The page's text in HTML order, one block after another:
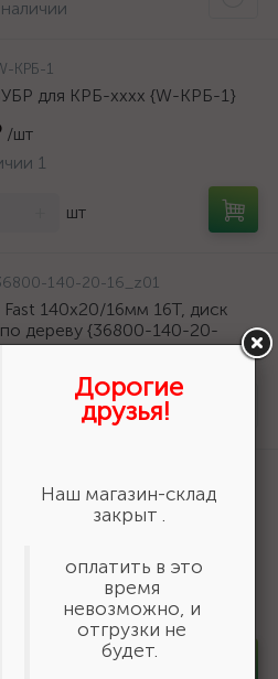
КРБ-1
для КРБ-хххх {W-КРБ-1}
/шт
1
шт
140-20-16_z01
Fast 140x20/16мм 16Т, диск
дереву {36800-140-20-
СИБИН,
длина 25 м, диаметр -
35
Дорогие
друзья!
Наш магазин-склад
закрыт .
оплатить в это
время
невозможно, и
отгрузки не
будет.